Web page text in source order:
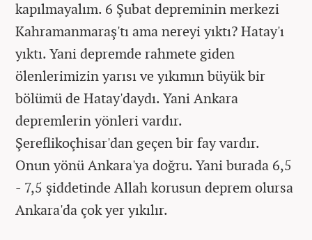
kapılmayalım. 6 Şubat depreminin merkezi
Kahramanmaraş'tı ama nereyi yıktı? Hatay'ı
yıktı. Yani depremde rahmete giden
ölenlerimizin yarısı ve yıkımın büyük bir
bölümü de Hatay'daydı. Yani Ankara
depremlerin yönleri vardır.
Şereflikoçhisar'dan geçen bir fay vardır.
Onun yönü Ankara'ya doğru. Yani burada 6,5
- 7,5 şiddetinde Allah korusun deprem olursa
Ankara'da çok yer yıkılır.